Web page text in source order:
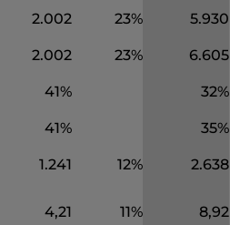
2.002 23% 5.930
2.002 23% 6.605
41% 32%
41% 35%
1.241 12% 2.638
4,21 11% 8,92